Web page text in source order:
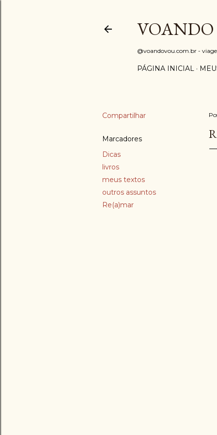
@voandovou.com.br -
PÁGINA INICIAL
Compartilhar
Marcadores
Dicas
livros
meus textos
outros assuntos
Re(a)mar